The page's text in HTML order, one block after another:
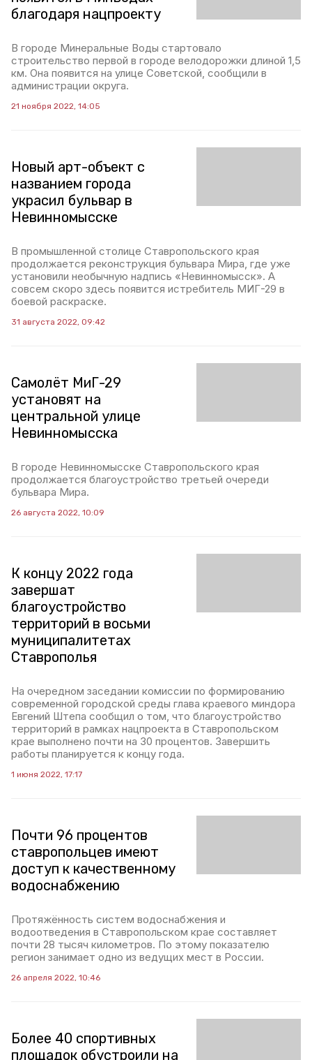
благодаря нацпроекту
В городе Минеральные Воды стартовало
строительство первой в городе велодорожки длиной 1,5
км. Она появится на улице Советской, сообщили в
администрации округа.
21 ноября 2022, 14:05
Новый арт-объект с
названием города
украсил бульвар в
Невинномысске
В промышленной столице Ставропольского края
продолжается реконструкция бульвара Мира, где уже
установили необычную надпись «Невинномысск». А
совсем скоро здесь появится истребитель МИГ-29 в
боевой раскраске.
31 августа 2022, 09:42
Самолёт МиГ-29
установят на
центральной улице
Невинномысска
В городе Невинномысске Ставропольского края
продолжается благоустройство третьей очереди
бульвара Мира.
26 августа 2022, 10:09
К концу 2022 года
завершат
благоустройство
территорий в восьми
муниципалитетах
Ставрополья
На очередном заседании комиссии по формированию
современной городской среды глава краевого миндора
Евгений Штепа сообщил о том, что благоустройство
территорий в рамках нацпроекта в Ставропольском
крае выполнено почти на 30 процентов. Завершить
работы планируется к концу года.
1 июня 2022, 17:17
Почти 96 процентов
ставропольцев имеют
доступ к качественному
водоснабжению
Протяжённость систем водоснабжения и
водоотведения в Ставропольском крае составляет
почти 28 тысяч километров. По этому показателю
регион занимает одно из ведущих мест в России.
26 апреля 2022, 10:46
Более 40 спортивных
площадок обустроили на